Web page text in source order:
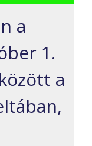
a
1.
a